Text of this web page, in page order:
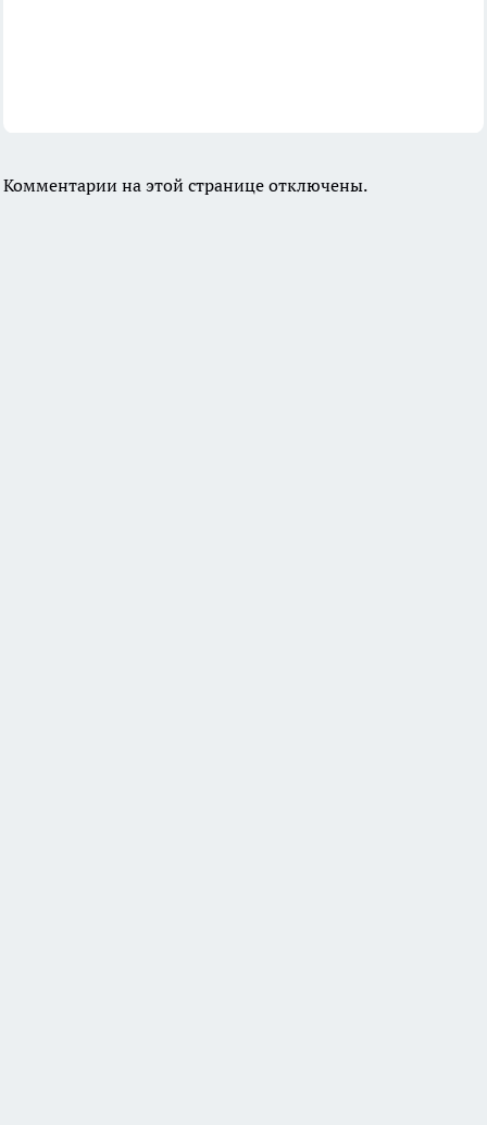
Комментарии на этой странице отключены.